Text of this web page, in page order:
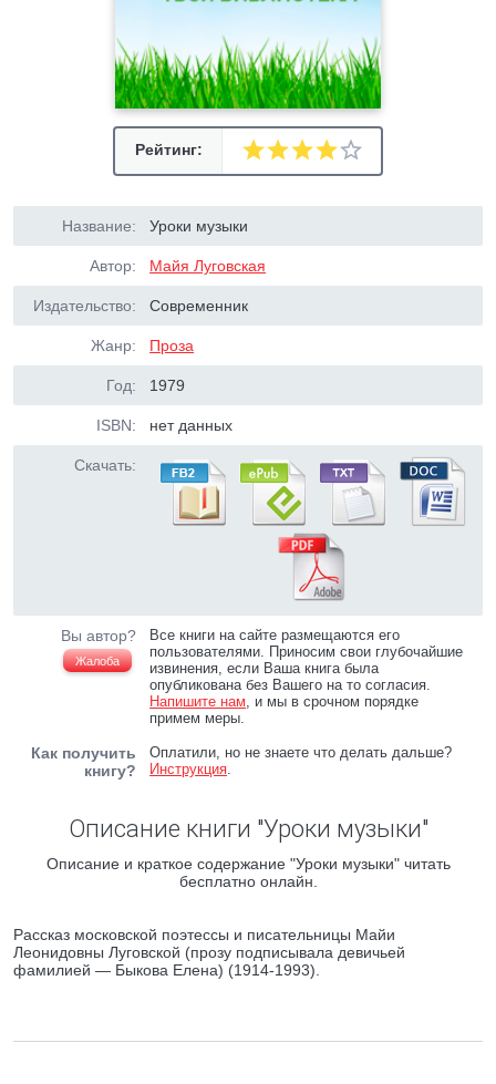
Рейтинг:
Название: Уроки музыки
Автор: Майя Луговская
Издательство: Современник
Жанр: Проза
Год: 1979
ISBN: нет данных
Скачать:
Вы автор?
Жалоба
Все книги на сайте размещаются его
пользователями. Приносим свои глубочайшие
извинения, если Ваша книга была
опубликована без Вашего на то согласия.
Напишите нам, и мы в срочном порядке
примем меры.
Как получить
книгу?
Оплатили, но не знаете что делать дальше?
Инструкция.
Описание книги "Уроки музыки"
Описание и краткое содержание "Уроки музыки" читать
бесплатно онлайн.
Рассказ московской поэтессы и писательницы Майи
Леонидовны Луговской (прозу подписывала девичьей
фамилией — Быкова Елена) (1914-1993).